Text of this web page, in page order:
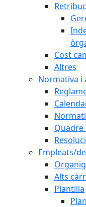
Cost
Altres
Normativa i
Quadre
Empleats/
Alts
Plantilla